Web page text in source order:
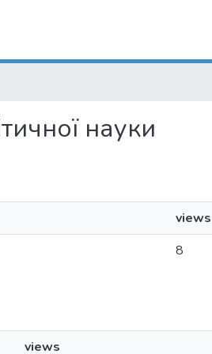
науки
views
8
views